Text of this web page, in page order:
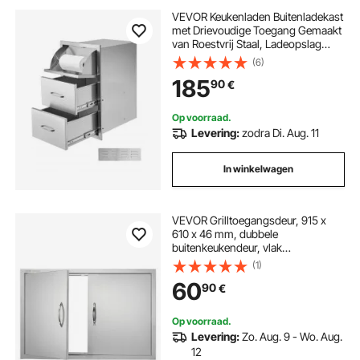
VEVOR Keukenladen Buitenladekast
met Drievoudige Toegang Gemaakt
van Roestvrij Staal, Ladeopslag
voor Grill Eiland met
Keukenrolhouder & Handvat, voor
Grill Station
(6)
18590€
Op voorraad.
Levering:zodra Di. Aug. 11
In winkelwagen
VEVOR Grilltoegangsdeur, 915 x
610 x 46 mm, dubbele
buitenkeukendeur, vlak
gemonteerde roestvrijstalen deur,
verticale wanddeur met
handgrepen, voor grill-eiland,
grillstation, buitenkast, enz.
(1)
6090€
Op voorraad.
Levering:Zo. Aug. 9 - Wo. Aug.
12